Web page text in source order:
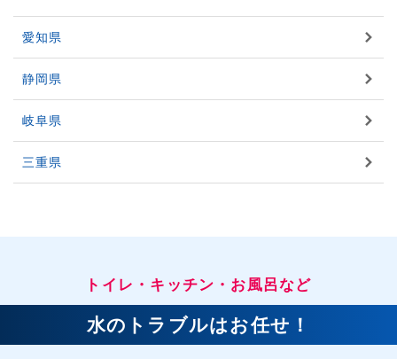
愛知県
静岡県
岐阜県
三重県
トイレ・キッチン・お風呂など
水のトラブルはお任せ！